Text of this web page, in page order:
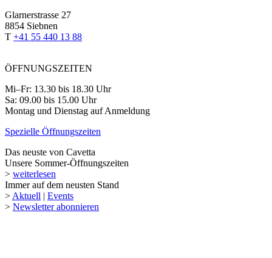
Glarnerstrasse 27
8854 Siebnen
T +41 55 440 13 88
ÖFFNUNGSZEITEN
Mi–Fr: 13.30 bis 18.30 Uhr
Sa: 09.00 bis 15.00 Uhr
Montag und Dienstag auf Anmeldung
Spezielle Öffnungszeiten
Das neuste von Cavetta
Unsere Sommer-Öffnungszeiten
> weiterlesen
Immer auf dem neusten Stand
> Aktuell | Events
> Newsletter abonnieren